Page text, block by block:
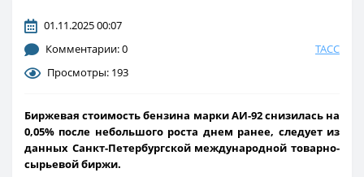
01.11.2025 00:07
Комментарии: 0
Просмотры: 193
ТАСС
Биржевая стоимость бензина марки АИ-92 снизилась на
0,05% после небольшого роста днем ранее, следует из
данных Санкт-Петербургской международной товарно-
сырьевой биржи.